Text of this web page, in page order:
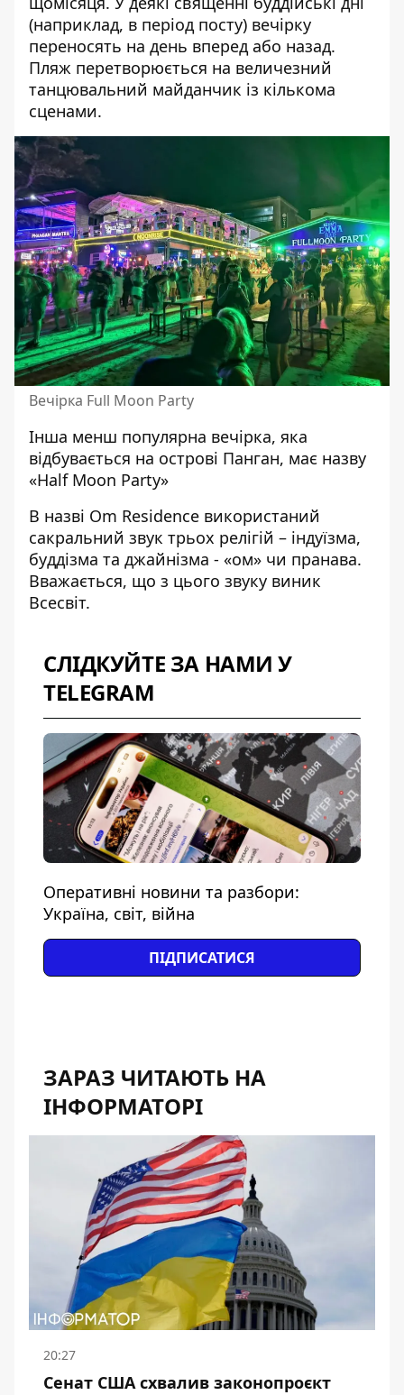
(наприклад, в період посту) вечірку
переносять на день вперед або назад.
Пляж перетворюється на величезний
танцювальний майданчик із кількома
сценами.
Вечірка Full Moon Party
Інша менш популярна вечірка, яка
відбувається на острові Панган, має назву
«Half Moon Party»
В назві Om Residence використаний
сакральний звук трьох релігій – індуїзма,
буддізма та джайнізма - «ом» чи пранава.
Вважається, що з цього звуку виник
Всесвіт.
СЛІДКУЙТЕ ЗА НАМИ У
TELEGRAM
Оперативні новини та разбори:
Україна, світ, війна
ПІДПИСАТИСЯ
ЗАРАЗ ЧИТАЮТЬ НА
ІНФОРМАТОРІ
20:27
Сенат США схвалив законопроєкт